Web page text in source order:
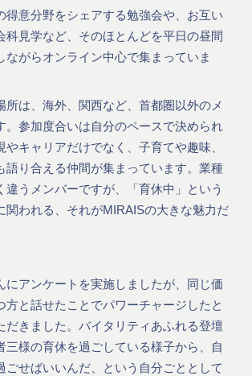
得意分野をシェアする勉強会や、お互い
科見学など、そのほとんどを平日の昼間
ながらオンライン中心で集まっていま
所は、海外、関西など、首都圏以外のメ
。参加度合いは自分のペースで決められ
やキャリアだけでなく、子育てや趣味、
語り合える仲間が集まっています。業種
違うメンバーですが、「育休中」という
関われる、それがMIRAISの大きな魅力だ
にアンケートを実施しましたが、同じ価
方と話せたことでパワーチャージしたと
だきました。バイタリティあふれる登壇
三様の育休を過ごしている様子から、自
ごせばいいんだ、という自分ごととして